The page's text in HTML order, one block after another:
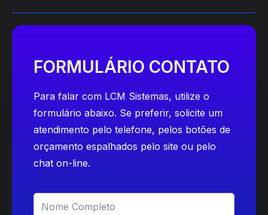
FORMULÁRIO CONTATO
Para falar com LCM Sistemas, utilize o
formulário abaixo. Se preferir, solicite um
atendimento pelo telefone, pelos botões de
orçamento espalhados pelo site ou pelo
chat on-line.